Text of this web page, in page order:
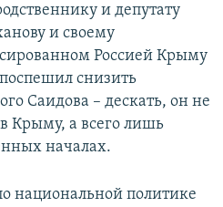
и депутату
и своему
Россией Крыму
снизить
Саидова – дескать, он не
Крыму, а всего лишь
началах.
национальной политике